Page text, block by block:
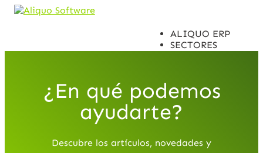
ALIQUO ERP
SECTORES
CONTACTO
¿En qué podemos
ayudarte?
Descubre los artículos, novedades y